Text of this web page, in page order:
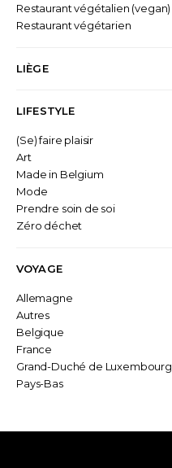
Restaurant végétalien (vegan)
Restaurant végétarien
LIÈGE
LIFESTYLE
(Se) faire plaisir
Art
Made in Belgium
Mode
Prendre soin de soi
Zéro déchet
VOYAGE
Allemagne
Autres
Belgique
France
Grand-Duché de Luxembourg
Pays-Bas